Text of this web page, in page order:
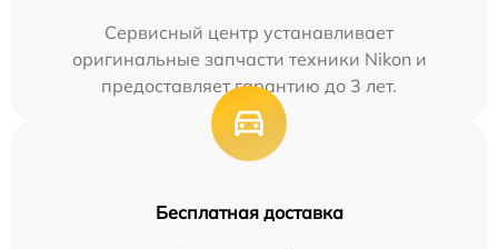
Сервисный центр устанавливает
оригинальные запчасти техники Nikon и
предоставляет гарантию до 3 лет.
Бесплатная доставка